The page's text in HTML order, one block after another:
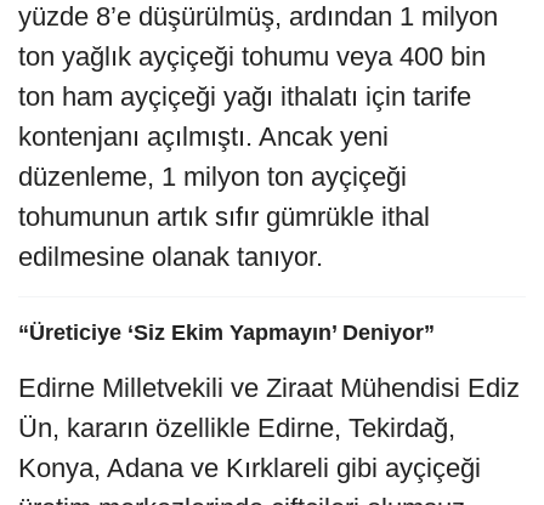
yüzde 8’e düşürülmüş, ardından 1 milyon
ton yağlık ayçiçeği tohumu veya 400 bin
ton ham ayçiçeği yağı ithalatı için tarife
kontenjanı açılmıştı. Ancak yeni
düzenleme, 1 milyon ton ayçiçeği
tohumunun artık sıfır gümrükle ithal
edilmesine olanak tanıyor.
“Üreticiye ‘Siz Ekim Yapmayın’ Deniyor”
Edirne Milletvekili ve Ziraat Mühendisi Ediz
Ün, kararın özellikle Edirne, Tekirdağ,
Konya, Adana ve Kırklareli gibi ayçiçeği